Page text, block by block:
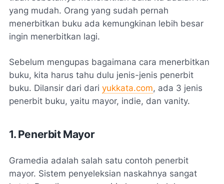
yang mudah. Orang yang sudah pernah
menerbitkan buku ada kemungkinan lebih besar
ingin menerbitkan lagi.
Sebelum mengupas bagaimana cara menerbitkan
buku, kita harus tahu dulu jenis-jenis penerbit
buku. Dilansir dari dari yukkata.com, ada 3 jenis
penerbit buku, yaitu mayor, indie, dan vanity.
1. Penerbit Mayor
Gramedia adalah salah satu contoh penerbit
mayor. Sistem penyeleksian naskahnya sangat